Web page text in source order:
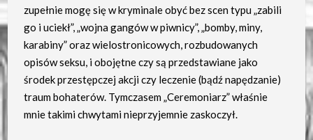
zupełnie mogę się w kryminale obyć bez scen typu „zabili
go i uciekł”, „wojna gangów w piwnicy”, „bomby, miny,
karabiny” oraz wielostronicowych, rozbudowanych
opisów seksu, i obojętne czy są przedstawiane jako
środek przestępczej akcji czy leczenie (bądź napędzanie)
traum bohaterów. Tymczasem „Ceremoniarz” właśnie
mnie takimi chwytami nieprzyjemnie zaskoczył.